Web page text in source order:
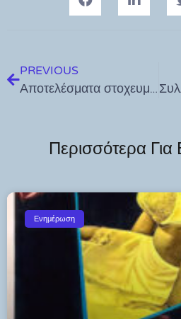
PREVIOUS
Αποτελέσματα στοχευμένων αστυνομικών δράσεων που πραγματοποιήθηκαν στα νησιά του Νοτίου Αιγαίου το διάστημα από 07 έως 13 Ιουλίου 2025
Περισσότερα
Ενημέρωση